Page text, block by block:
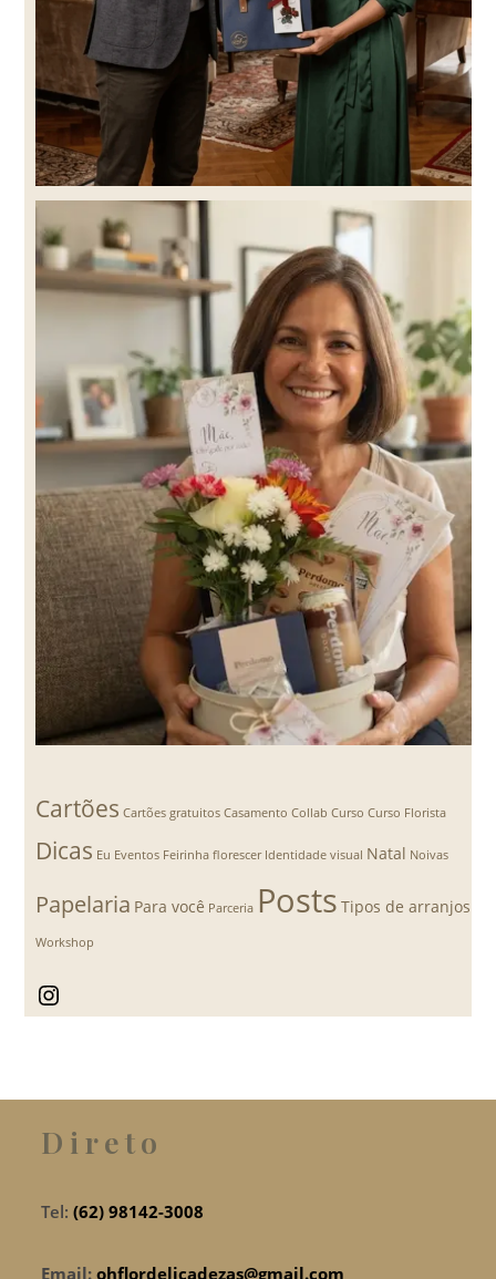
Cartões Cartões gratuitos Casamento Collab Curso Curso Florista
Dicas Eu Eventos Feirinha florescer Identidade visual Natal Noivas
Papelaria Para você Parceria Posts Tipos de arranjos
Workshop
Direto
Tel: (62) 98142-3008
Email:ohflordelicadezas@gmail.com